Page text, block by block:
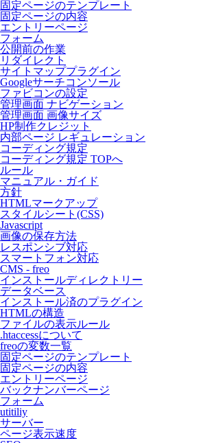
固定ページのテンプレート
固定ページの内容
エントリーページ
フォーム
公開前の作業
リダイレクト
サイトマッププラグイン
Googleサーチコンソール
ファビコンの設定
管理画面 ナビゲーション
管理画面 画像サイズ
HP制作クレジット
内部ページ レギュレーション
コーディング規定
コーディング規定 TOPへ
ルール
マニュアル・ガイド
方針
HTMLマークアップ
スタイルシート(CSS)
Javascript
画像の保存方法
レスポンシブ対応
スマートフォン対応
CMS - freo
インストールディレクトリー
データベース
インストール済のプラグイン
HTMLの構造
ファイルの表示ルール
.htaccessについて
freoの変数一覧
固定ページのテンプレート
固定ページの内容
エントリーページ
バックナンバーページ
フォーム
utitiliy
サーバー
ページ表示速度